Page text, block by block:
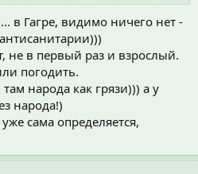
в Гагре, видимо ничего нет -
не в первый раз и взрослый.
погодить.
народа как грязи))) а у
народа!)
сама определяется,